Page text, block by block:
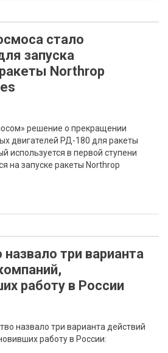
стало
запуска
Northrop
решение о прекращении
двигателей РД-180 для ракеты
используется в первой ступени
на запуске ракеты Northrop
три варианта
работу в России
назвало три варианта действий
работу в России: